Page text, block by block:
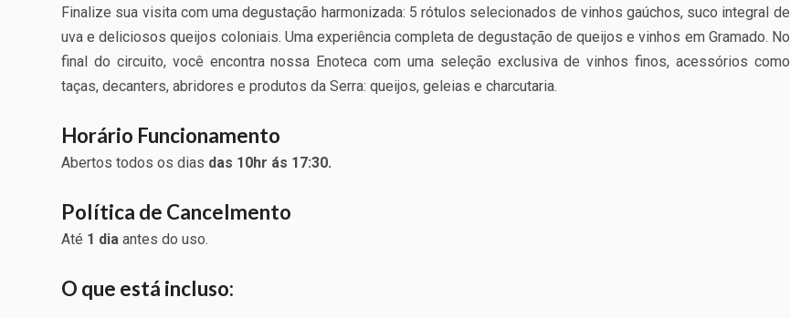
Finalize sua visita com uma degustação harmonizada: 5 rótulos selecionados de vinhos gaúchos, suco integral de
uva e deliciosos queijos coloniais. Uma experiência completa de degustação de queijos e vinhos em Gramado. No
final do circuito, você encontra nossa Enoteca com uma seleção exclusiva de vinhos finos, acessórios como
taças, decanters, abridores e produtos da Serra: queijos, geleias e charcutaria.
Horário Funcionamento
Abertos todos os dias das 10hr ás 17:30.
Política de Cancelmento
Até 1 dia antes do uso.
O que está incluso: